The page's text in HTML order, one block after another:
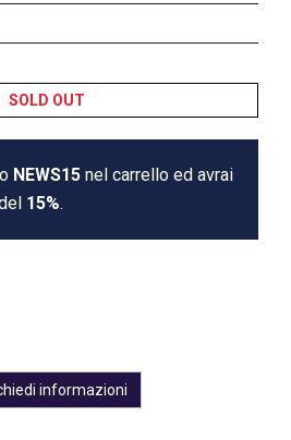
SOLD OUT
NEWS15 nel carrello ed avrai
15%.
informazioni